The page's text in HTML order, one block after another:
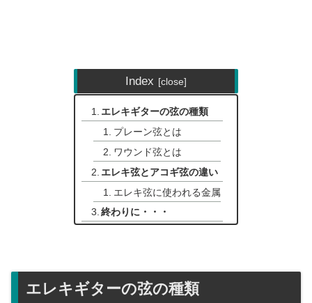
Index
エレキギターの弦の種類
プレーン弦とは
ワウンド弦とは
エレキ弦とアコギ弦の違い
エレキ弦に使われる金属
終わりに・・・
エレキギターの弦の種類